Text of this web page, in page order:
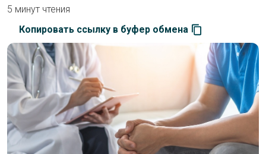
5 минут чтения
Копировать ссылку в буфер обмена